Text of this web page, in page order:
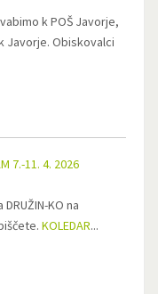
k POŠ Javorje,
Javorje. Obiskovalci
7.-11. 4. 2026
KO na
KOLEDAR...